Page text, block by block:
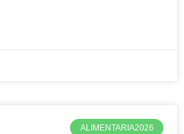
ALIMENTARIA2026